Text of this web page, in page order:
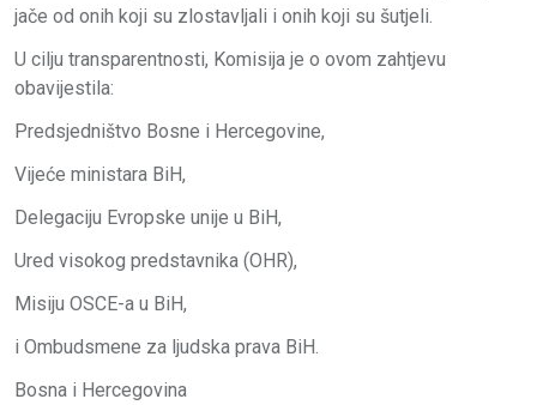
jače od onih koji su zlostavljali i onih koji su šutjeli.
U cilju transparentnosti, Komisija je o ovom zahtjevu
obavijestila:
Predsjedništvo Bosne i Hercegovine,
Vijeće ministara BiH,
Delegaciju Evropske unije u BiH,
Ured visokog predstavnika (OHR),
Misiju OSCE-a u BiH,
i Ombudsmene za ljudska prava BiH.
Bosna i Hercegovina